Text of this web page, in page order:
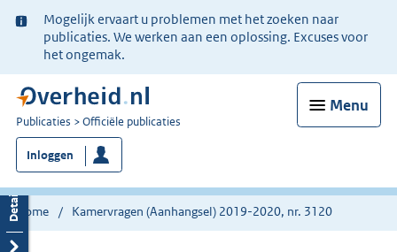
Ter
informatie:
Mogelijk ervaart u problemen met het zoeken naar
publicaties. We werken aan een oplossing. Excuses voor
het ongemak.
Menu
U
bent
nu
hier:
Publicaties Officiële publicaties
Inloggen
Home Kamervragen (Aanhangsel) 2019-2020, nr. 3120